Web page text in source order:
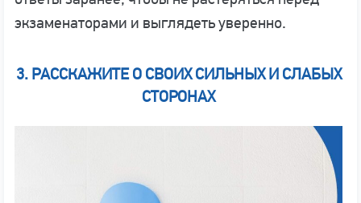
экзаменаторами и выглядеть уверенно.
3. РАССКАЖИТЕ О СВОИХ СИЛЬНЫХ И СЛАБЫХ
СТОРОНАХ